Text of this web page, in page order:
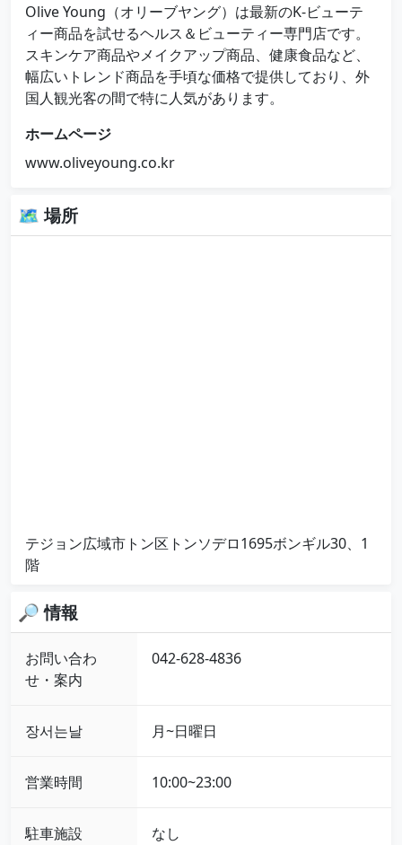
Olive Young（オリーブヤング）は最新のK-ビューテ
ィー商品を試せるヘルス＆ビューティー専門店です。
スキンケア商品やメイクアップ商品、健康食品など、
幅広いトレンド商品を手頃な価格で提供しており、外
国人観光客の間で特に人気があります。
ホームページ
www.oliveyoung.co.kr
🗺 場所
テジョン広域市トン区トンソデロ1695ボンギル30、1
階
🔎 情報
お問い合わ
せ・案内
042-628-4836
장서는날 月~日曜日
営業時間 10:00~23:00
駐車施設 なし